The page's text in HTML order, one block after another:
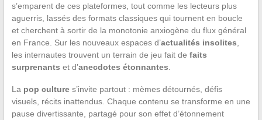
s’emparent de ces plateformes, tout comme les lecteurs plus
aguerris, lassés des formats classiques qui tournent en boucle
et cherchent à sortir de la monotonie anxiogène du flux général
en France. Sur les nouveaux espaces d’actualités insolites
les internautes trouvent un terrain de jeu fait de faits
surprenants et d’anecdotes étonnantes
La pop cultures’invite partout : mèmes détournés, défis
visuels, récits inattendus. Chaque contenu se transforme en une
pause divertissante, partagé pour son effet d’étonnement